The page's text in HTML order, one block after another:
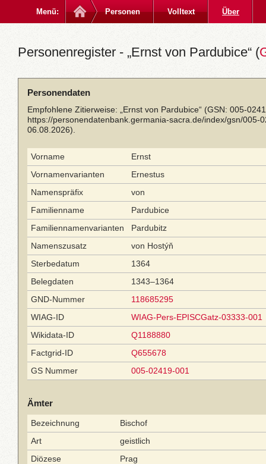
Menü: Personen Volltext Über
Personenregister - „Ernst von Pardubice“ (
Personendaten
Empfohlene Zitierweise: „Ernst von Pardubice“ (GSN: 005-
https://personendatenbank.germania-sacra.de/index/gsn/005-
06.08.2026).
Vorname
Ernst
Vornamenvarianten
Ernestus
Namenspräfix
von
Familienname
Pardubice
Familiennamenvarianten
Pardubitz
Namenszusatz
von Hostýň
Sterbedatum
1364
Belegdaten
1343–1364
GND-Nummer
118685295
WIAG-ID
WIAG-Pers-EPISCGatz-03333-001
Wikidata-ID
Q1188880
Factgrid-ID
Q655678
GS Nummer
005-02419-001
Ämter
Bezeichnung
Bischof
Art
geistlich
Diözese
Prag